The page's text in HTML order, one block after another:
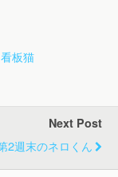
看板猫
Next Post
週末のネロくん